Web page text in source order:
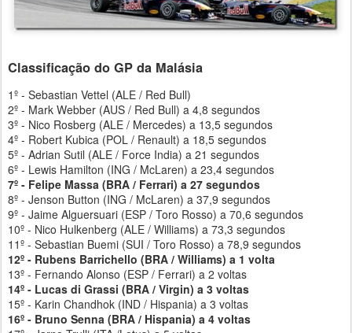
Classificação do GP da Malásia
1º - Sebastian Vettel (ALE / Red Bull)
2º - Mark Webber (AUS / Red Bull) a 4,8 segundos
3º - Nico Rosberg (ALE / Mercedes) a 13,5 segundos
4º - Robert Kubica (POL / Renault) a 18,5 segundos
5º - Adrian Sutil (ALE / Force India) a 21 segundos
6º - Lewis Hamilton (ING / McLaren) a 23,4 segundos
7º - Felipe Massa (BRA / Ferrari) a 27 segundos
8º - Jenson Button (ING / McLaren) a 37,9 segundos
9º - Jaime Alguersuari (ESP / Toro Rosso) a 70,6 segundos
10º - Nico Hulkenberg (ALE / Williams) a 73,3 segundos
11º - Sebastian Buemi (SUI / Toro Rosso) a 78,9 segundos
12º - Rubens Barrichello (BRA / Williams) a 1 volta
13º - Fernando Alonso (ESP / Ferrari) a 2 voltas
14º - Lucas di Grassi (BRA / Virgin) a 3 voltas
15º - Karin Chandhok (IND / Hispania) a 3 voltas
16º - Bruno Senna (BRA / Hispania) a 4 voltas